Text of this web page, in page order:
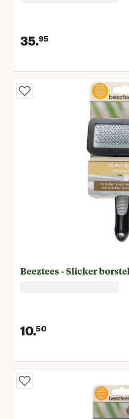
35.95
Huidige prijs
Beeztees - Slicker
10.50
Huidige prijs